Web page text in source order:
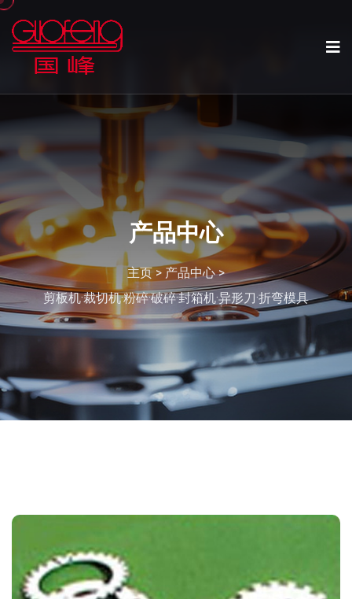
产品中心
主页> 产品中心>
剪板机·裁切机·粉碎·破碎·封箱机·异形刀·折弯模具